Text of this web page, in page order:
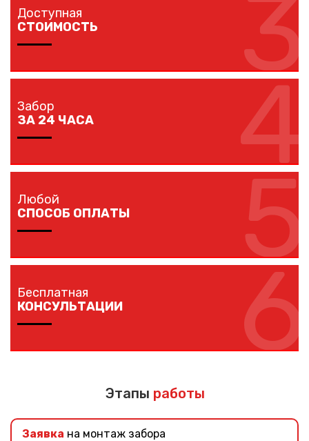
объект в вашем городе в кратчайшие сроки
собственным транспортом.
3
Доступная
СТОИМОСТЬ
решений по конкурентной цене.
4
Забор
ЗА 24 ЧАСА
протяженностью до 40 метров за один рабочий день.5
Любой
СПОСОБ ОПЛАТЫ
способом: наличными, банковской карточкой,
безналичным расчетом.
6
Бесплатная
КОНСУЛЬТАЦИИ
учитывая ваши требования и финансовые
Этапы работы
Заявка на монтаж забора